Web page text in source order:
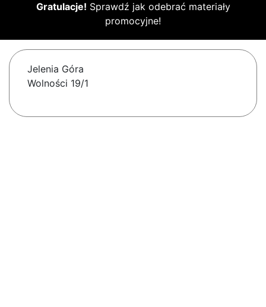
Gratulacje! Sprawdź jak odebrać materiały
promocyjne!
Jelenia Góra
Wolności 19/1